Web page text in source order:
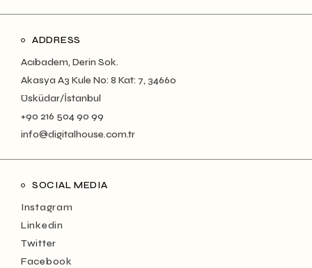
ADDRESS
Acıbadem, Derin Sok.
Akasya A3 Kule No: 8 Kat: 7, 34660
Üsküdar/İstanbul
+90 216 504 90 99
info@digitalhouse.com.tr
SOCIAL MEDIA
Instagram
Linkedin
Twitter
Facebook